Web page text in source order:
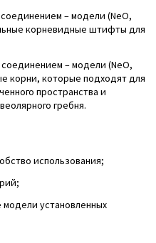
– модели (NeO,
корневидные штифты для
– модели (NeO,
корни, которые подходят для
пространства и
гребня.
использования;
модели установленных